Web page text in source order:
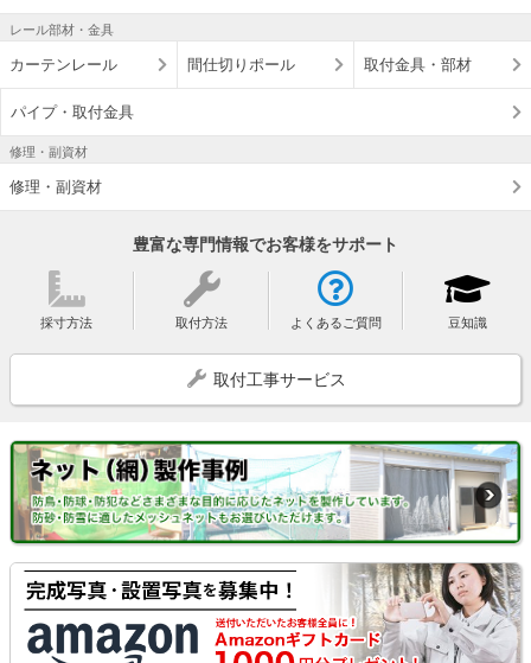
レール部材・金具
カーテンレール 間仕切りポール 取付金具・部材
パイプ・取付金具
修理・副資材
修理・副資材
豊富な専門情報でお客様をサポート
採寸方法 取付方法 よくあるご質問 豆知識
取付工事サービス